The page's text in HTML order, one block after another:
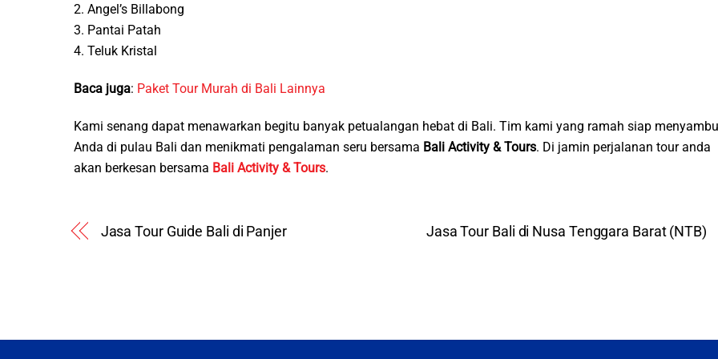
2. Angel’s Billabong
3. Pantai Patah
4. Teluk Kristal
Baca juga: Paket Tour Murah di Bali Lainnya
Kami senang dapat menawarkan begitu banyak petualangan hebat di Bali. Tim kami yang ramah siap
Anda di pulau Bali dan menikmati pengalaman seru bersama Bali Activity & Tours. Di jamin perjalanan tour anda
akan berkesan bersama Bali Activity & Tours.
Jasa Tour Guide Bali di Panjer Jasa Tour Bali di Nusa Tenggara Barat (NTB)